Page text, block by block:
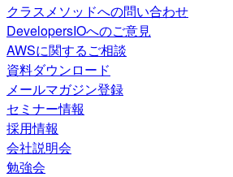
クラスメソッドへの問い合わせ
DevelopersIOへのご意見
AWSに関するご相談
資料ダウンロード
メールマガジン登録
セミナー情報
採用情報
会社説明会
勉強会